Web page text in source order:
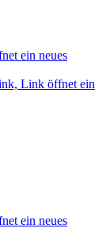
ein neues
Link öffnet ein
ein neues